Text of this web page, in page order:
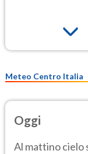
Meteo Centro Italia
Oggi
Al mattino cielo